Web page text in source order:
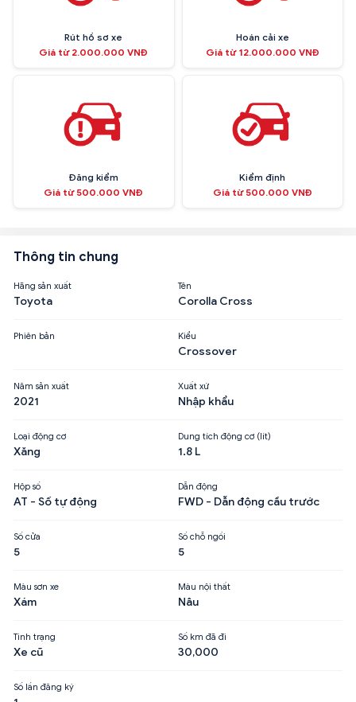
Rút hồ sơ xe
Giá từ 2.000.000 VNĐ
Hoán cải xe
Giá từ 12.000.000 VNĐ
Đăng kiểm
Giá từ 500.000 VNĐ
Kiểm định
Giá từ 500.000 VNĐ
Thông tin chung
Hãng sản xuất
Toyota
Tên
Corolla Cross
Phiên bản Kiểu
Crossover
Năm sản xuất
2021
Xuất xứ
Nhập khẩu
Loại động cơ
Xăng
Dung tích động cơ (lít)
1.8 L
Hộp số
AT - Số tự động
Dẫn động
FWD - Dẫn động cầu trước
Số cửa
5
Số chỗ ngồi
5
Màu sơn xe
Xám
Màu nội thất
Nâu
Tình trạng
Xe cũ
Số km đã đi
30,000
Số lần đăng ký